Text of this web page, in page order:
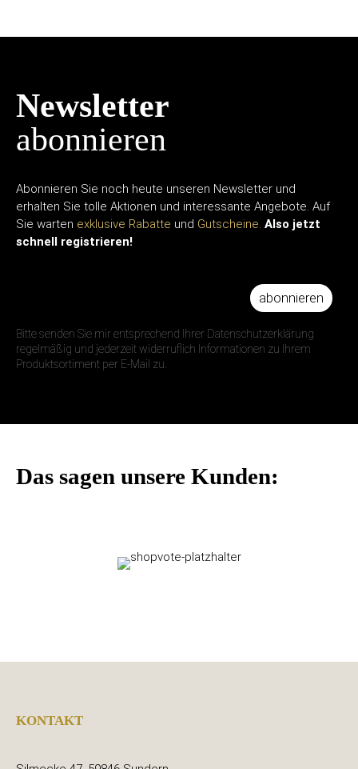
Newsletter
abonnieren
Abonnieren Sie noch heute unseren Newsletter und
erhalten Sie tolle Aktionen und interessante Angebote. Auf
Sie warten exklusive Rabatte und Gutscheine. Also jetzt
schnell registrieren!
abonnieren
Bitte senden Sie mir entsprechend Ihrer Datenschutzerklärung
regelmäßig und jederzeit widerruflich Informationen zu Ihrem
Produktsortiment per E-Mail zu.
Das sagen unsere Kunden:
KONTAKT